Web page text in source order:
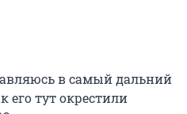
в самый дальний
его тут окрестили